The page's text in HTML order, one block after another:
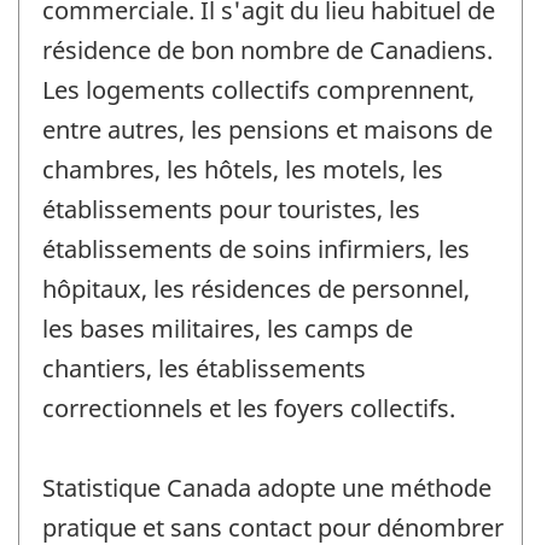
commerciale. Il s'agit du lieu habituel de
résidence de bon nombre de Canadiens.
Les logements collectifs comprennent,
entre autres, les pensions et maisons de
chambres, les hôtels, les motels, les
établissements pour touristes, les
établissements de soins infirmiers, les
hôpitaux, les résidences de personnel,
les bases militaires, les camps de
chantiers, les établissements
correctionnels et les foyers collectifs.
Statistique Canada adopte une méthode
pratique et sans contact pour dénombrer